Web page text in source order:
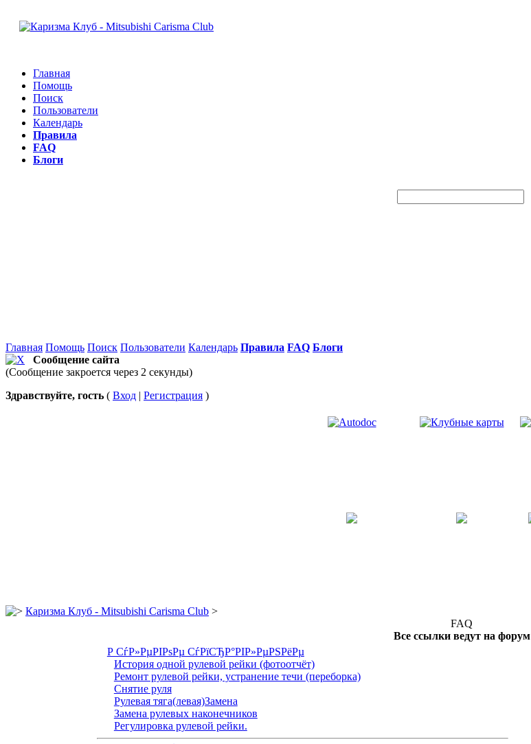
Главная
Помощь
Поиск
Пользователи
Календарь
Правила
FAQ
Блоги
Главная Помощь Поиск Пользователи Календарь Правила FAQ Блоги
Сообщение сайта
(Сообщение закроется через 2 секунды)
Здравствуйте, гость ( Вход | Регистрация )
Каризма Клуб - Mitsubishi Carisma Club >
FAQ
Все ссылки ведут на форум
Р СѓР»РµРІРѕРµ СѓРїСЂР°РІР»РµРЅРёРµ
История одной рулевой рейки (фотоотчёт)
Ремонт рулевой рейки, устранение течи (переборка)
Снятие руля
Рулевая тяга(левая)Замена
Замена рулевых наконечников
Регулировка рулевой рейки.